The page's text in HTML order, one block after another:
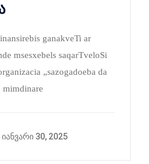
ganakveTi ar
msesxebels saqarTveloSi
„sazogadoeba da
mimdinare
იანვარი 30, 2025